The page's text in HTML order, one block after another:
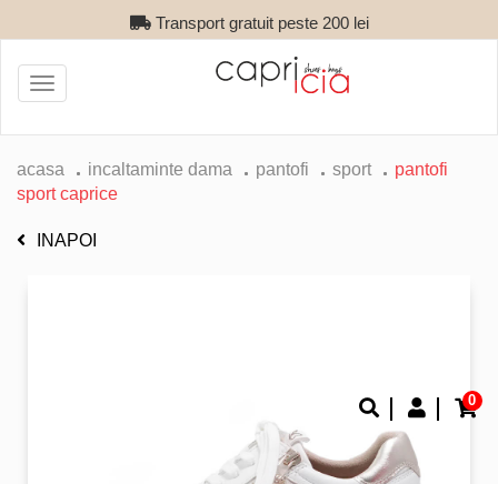
Transport gratuit peste 200 lei
0
Toggle
navigation
acasa incaltaminte dama pantofi sport
pantofi
sport caprice
INAPOI